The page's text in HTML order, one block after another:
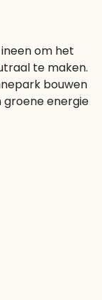
om het
te maken.
bouwen
energie